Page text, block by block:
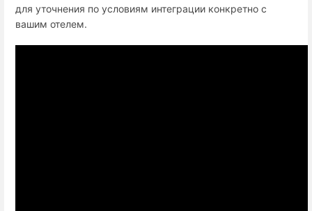
для уточнения по условиям интеграции конкретно с
вашим отелем.